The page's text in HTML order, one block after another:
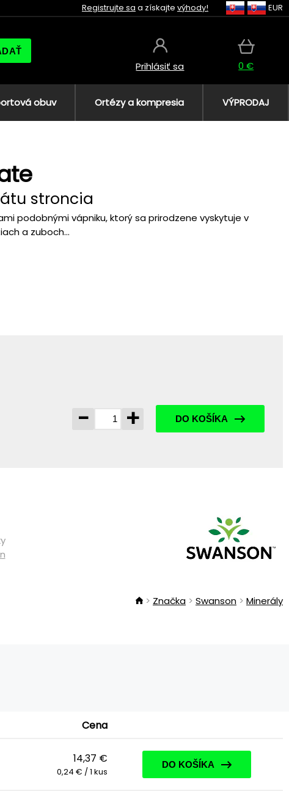
Registrujte sa a získajte výhody! EUR
Prihlásiť sa 0 €
obuv Ortézy a kompresia VÝPRODAJ
stroncia
podobnými vápniku, ktorý sa prirodzene vyskytuje v
a zuboch...
- + DO KOŠÍKA
Značka Swanson Minerály
Cena
14,37 €
0,24 € / 1 kus
DO KOŠÍKA